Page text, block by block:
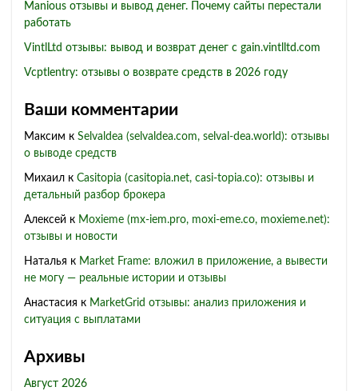
Manious отзывы и вывод денег. Почему сайты перестали
работать
VintlLtd отзывы: вывод и возврат денег с gain.vintlltd.com
Vcptlentry: отзывы о возврате средств в 2026 году
Ваши комментарии
Максим к Selvaldea (selvaldea.com, selval-dea.world): отзывы
о выводе средств
Михаил к Casitopia (casitopia.net, casi-topia.co): отзывы и
детальный разбор брокера
Алексей к Moxieme (mx-iem.pro, moxi-eme.co, moxieme.net):
отзывы и новости
Наталья к Market Frame: вложил в приложение, а вывести
не могу — реальные истории и отзывы
Анастасия к MarketGrid отзывы: анализ приложения и
ситуация с выплатами
Архивы
Август 2026